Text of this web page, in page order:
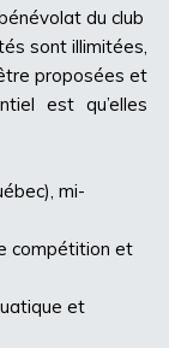
du club
sont illimitées,
proposées et
est qu’elles
mi-
compétition et
et